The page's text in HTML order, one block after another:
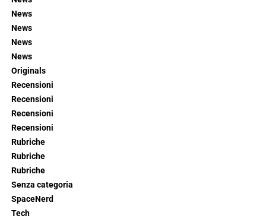
News
News
News
News
Originals
Recensioni
Recensioni
Recensioni
Recensioni
Rubriche
Rubriche
Rubriche
Senza categoria
SpaceNerd
Tech